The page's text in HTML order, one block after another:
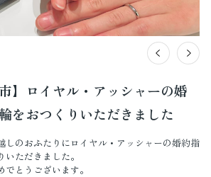
】ロイヤル・アッシャーの婚
をおつくりいただきました
しのおふたりにロイヤル・アッシャーの婚約指
ただきました。
とうございます。